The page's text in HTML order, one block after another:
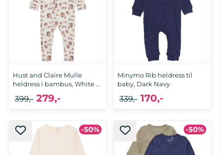
Hust and Claire Mulle
heldress i bambus, White ...
62, 68, 74, 80, 92
279,-
399,-
Minymo Rib heldress til
baby, Dark Navy
92
170,-
339,-
-50% -50%